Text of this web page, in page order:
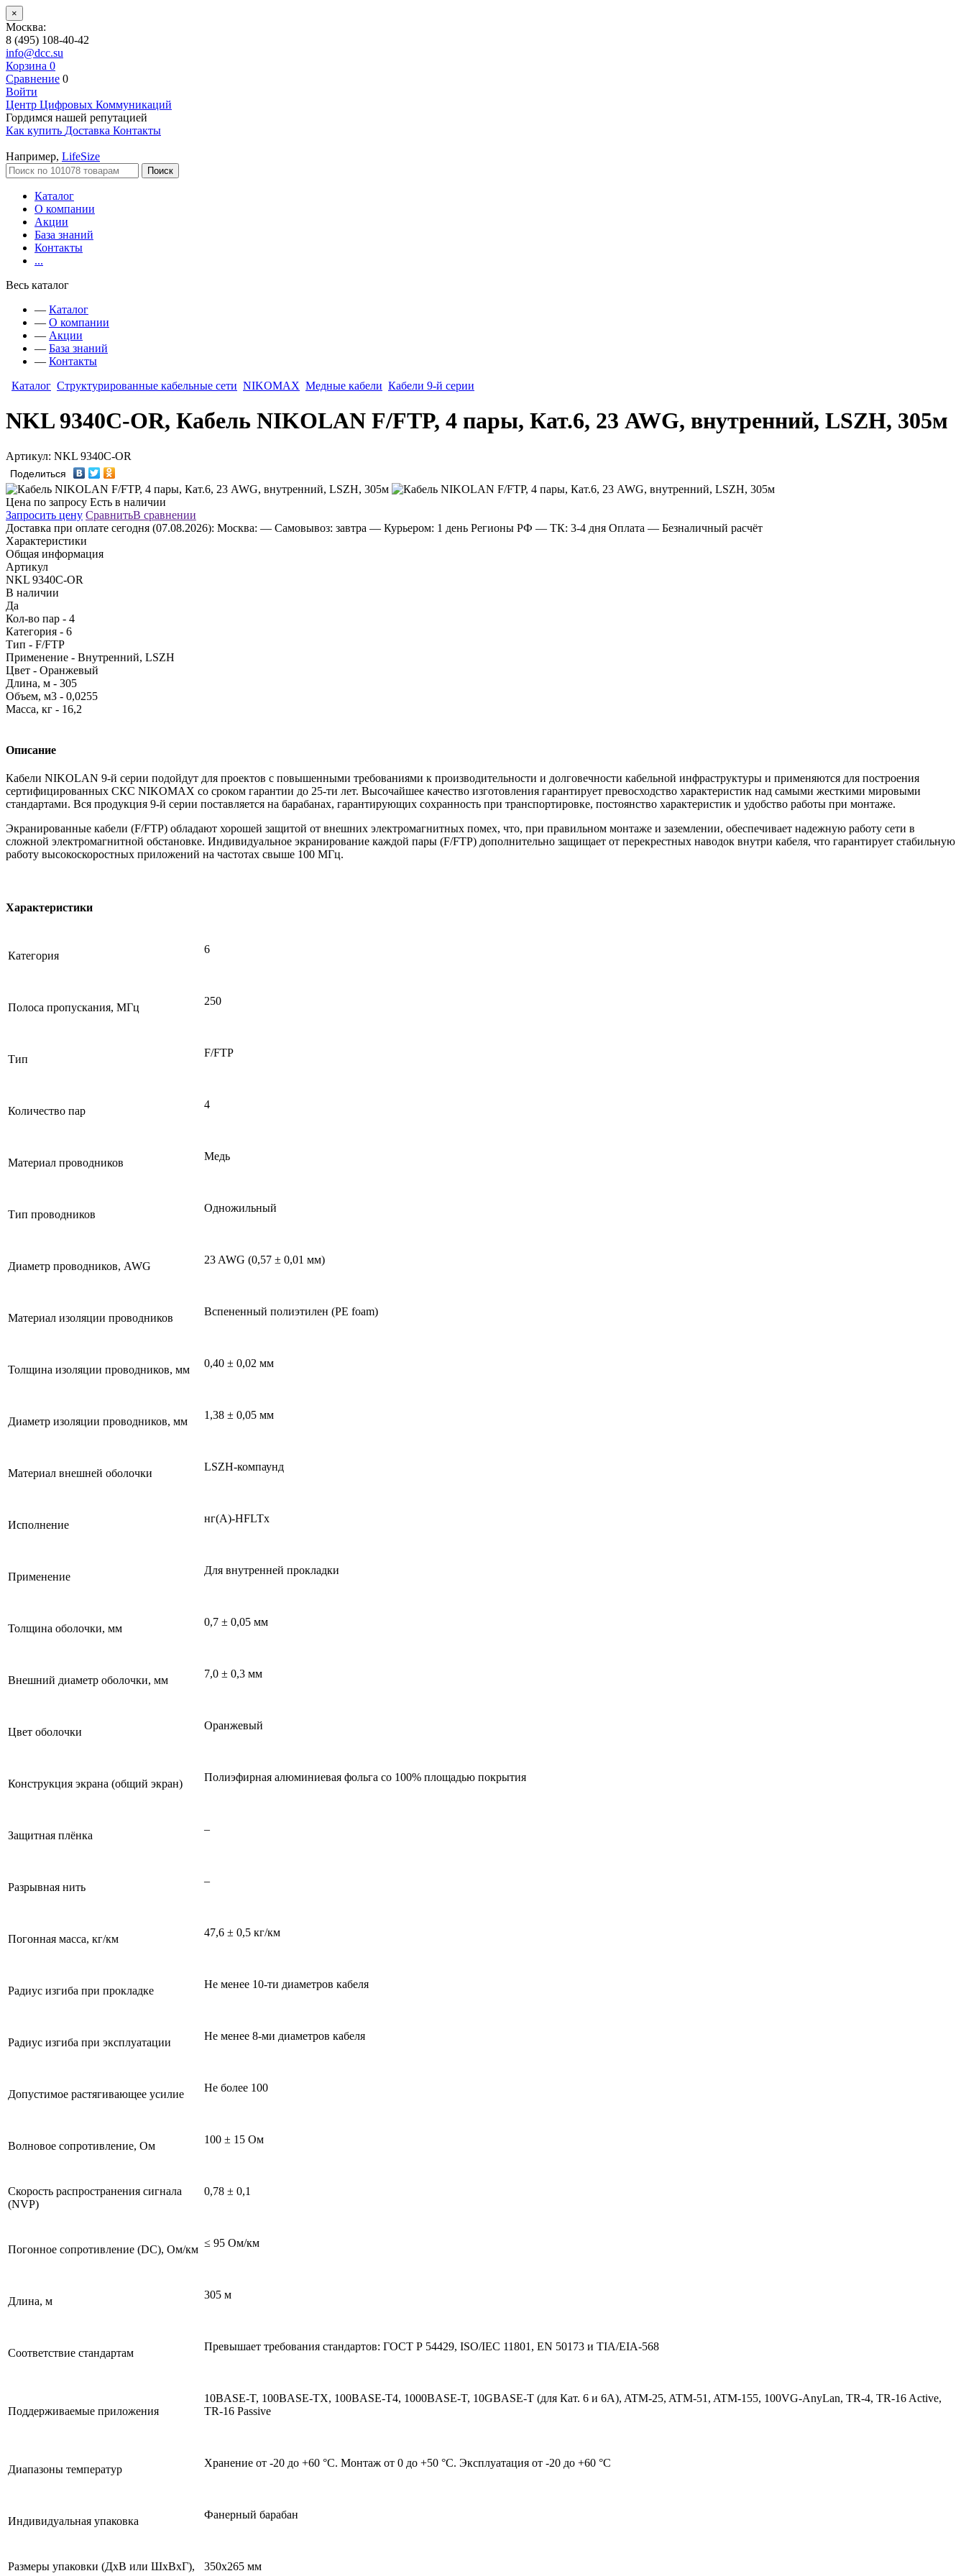
×
Москва:
8 (495) 108-40-42
info@dcc.su
Корзина 0
Сравнение 0
Войти
Центр Цифровых Коммуникаций
Гордимся нашей репутацией
Как купить Доставка Контакты
Например, LifeSize
Поиск
Каталог
О компании
Акции
База знаний
Контакты
...
Весь каталог
— Каталог
— О компании
— Акции
— База знаний
— Контакты
Каталог Структурированные кабельные сети NIKOMAX Медные кабели Кабели 9-й серии
NKL 9340C-OR, Кабель NIKOLAN F/FTP, 4 пары, Кат.6, 23 AWG, внутренний, LSZH, 305м
Артикул: NKL 9340C-OR
Поделиться
Цена по запросу Есть в наличии
Запросить цену СравнитьВ сравнении
Доставка при оплате сегодня (07.08.2026): Москва: — Самовывоз: завтра — Курьером: 1 день Регионы РФ — ТК: 3-4 дня Оплата — Безналичный расчёт
Характеристики
Общая информация
Артикул
NKL 9340C-OR
В наличии
Да
Кол-во пар - 4
Категория - 6
Тип - F/FTP
Применение - Внутренний, LSZH
Цвет - Оранжевый
Длина, м - 305
Объем, м3 - 0,0255
Масса, кг - 16,2
Описание
Кабели NIKOLAN 9-й серии подойдут для проектов с повышенными требованиями к производительности и долговечности кабельной инфраструктуры и применяются для построения
сертифицированных СКС NIKOMAX со сроком гарантии до 25-ти лет. Высочайшее качество изготовления гарантирует превосходство характеристик над самыми жесткими мировыми
стандартами. Вся продукция 9-й серии поставляется на барабанах, гарантирующих сохранность при транспортировке, постоянство характеристик и удобство работы при монтаже.
Экранированные кабели (F/FTP) обладают хорошей защитой от внешних электромагнитных помех, что, при правильном монтаже и заземлении, обеспечивает надежную работу сети в
сложной электромагнитной обстановке. Индивидуальное экранирование каждой пары (F/FTP) дополнительно защищает от перекрестных наводок внутри кабеля, что гарантирует стабильную
работу высокоскоростных приложений на частотах свыше 100 МГц.
Характеристики
Категория
6
Полоса пропускания, МГц
250
Тип
F/FTP
Количество пар
4
Материал проводников
Медь
Тип проводников
Одножильный
Диаметр проводников, AWG
23 AWG (0,57 ± 0,01 мм)
Материал изоляции проводников
Вспененный полиэтилен (PE foam)
Толщина изоляции проводников, мм
0,40 ± 0,02 мм
Диаметр изоляции проводников, мм
1,38 ± 0,05 мм
Материал внешней оболочки
LSZH-компаунд
Исполнение
нг(A)-HFLTx
Применение
Для внутренней прокладки
Толщина оболочки, мм
0,7 ± 0,05 мм
Внешний диаметр оболочки, мм
7,0 ± 0,3 мм
Цвет оболочки
Оранжевый
Конструкция экрана (общий экран)
Полиэфирная алюминиевая фольга со 100% площадью покрытия
Защитная плёнка
–
Разрывная нить
–
Погонная масса, кг/км
47,6 ± 0,5 кг/км
Радиус изгиба при прокладке
Не менее 10-ти диаметров кабеля
Радиус изгиба при эксплуатации
Не менее 8-ми диаметров кабеля
Допустимое растягивающее усилие
Не более 100
Волновое сопротивление, Ом
100 ± 15 Ом
Скорость распространения сигнала
(NVP)
0,78 ± 0,1
Погонное сопротивление (DC), Ом/км
≤ 95 Ом/км
Длина, м
305 м
Соответствие стандартам
Превышает требования стандартов: ГОСТ Р 54429, ISO/IEC 11801, EN 50173 и TIA/EIA-568
Поддерживаемые приложения
10BASE-T, 100BASE-TX, 100BASE-T4, 1000BASE-T, 10GBASE-T (для Кат. 6 и 6А), ATM-25, ATM-51, ATM-155, 100VG-AnyLan, TR-4, TR-16 Active,
TR-16 Passive
Диапазоны температур
Хранение от -20 до +60 °C. Монтаж от 0 до +50 °C. Эксплуатация от -20 до +60 °C
Индивидуальная упаковка
Фанерный барабан
Размеры упаковки (ДхВ или ШхВхГ),
350х265 мм